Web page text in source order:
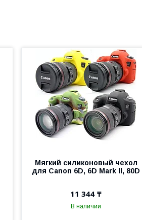
Мягкий силиконовый чехол
для Canon 6D, 6D Mark ll, 80D
11 344 ₸
В наличии